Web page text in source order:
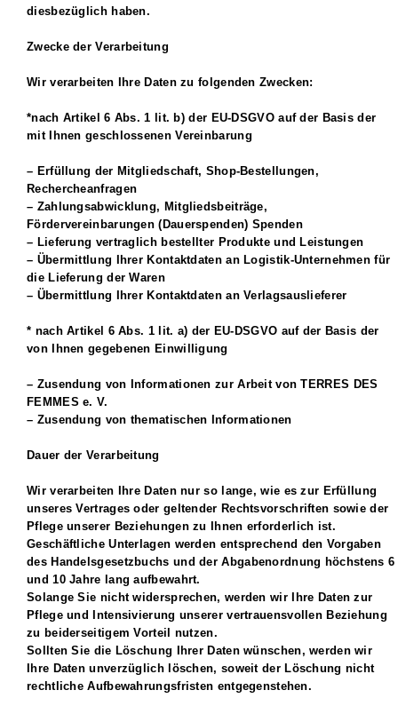
diesbezüglich haben.
Zwecke der Verarbeitung
Wir verarbeiten Ihre Daten zu folgenden Zwecken:
*nach Artikel 6 Abs. 1 lit. b) der EU-DSGVO auf der Basis der
mit Ihnen geschlossenen Vereinbarung
– Erfüllung der Mitgliedschaft, Shop-Bestellungen,
Rechercheanfragen
– Zahlungsabwicklung, Mitgliedsbeiträge,
Fördervereinbarungen (Dauerspenden) Spenden
– Lieferung vertraglich bestellter Produkte und Leistungen
– Übermittlung Ihrer Kontaktdaten an Logistik-Unternehmen für
die Lieferung der Waren
– Übermittlung Ihrer Kontaktdaten an Verlagsauslieferer
* nach Artikel 6 Abs. 1 lit. a) der EU-DSGVO auf der Basis der
von Ihnen gegebenen Einwilligung
– Zusendung von Informationen zur Arbeit von TERRES DES
FEMMES e. V.
– Zusendung von thematischen Informationen
Dauer der Verarbeitung
Wir verarbeiten Ihre Daten nur so lange, wie es zur Erfüllung
unseres Vertrages oder geltender Rechtsvorschriften sowie der
Pflege unserer Beziehungen zu Ihnen erforderlich ist.
Geschäftliche Unterlagen werden entsprechend den Vorgaben
des Handelsgesetzbuchs und der Abgabenordnung höchstens 6
und 10 Jahre lang aufbewahrt.
Solange Sie nicht widersprechen, werden wir Ihre Daten zur
Pflege und Intensivierung unserer vertrauensvollen Beziehung
zu beiderseitigem Vorteil nutzen.
Sollten Sie die Löschung Ihrer Daten wünschen, werden wir
Ihre Daten unverzüglich löschen, soweit der Löschung nicht
rechtliche Aufbewahrungsfristen entgegenstehen.